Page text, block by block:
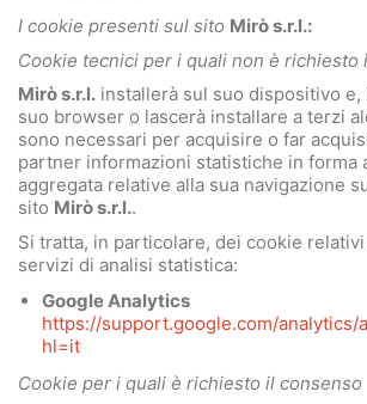
I cookie presenti sul sito Mirò s.r.l.:
Cookie tecnici per i quali non è richiesto
Mirò s.r.l. installerà sul suo dispositivo
suo browser o lascerà installare a terzi
sono necessari per acquisire o far
partner informazioni statistiche in forma
aggregata relative alla sua navigazione
sito Mirò s.r.l..
Si tratta, in particolare, dei cookie
servizi di analisi statistica:
Google Analytics
https://support.google.com/analytics/
hl=it
Cookie per i quali è richiesto il consenso